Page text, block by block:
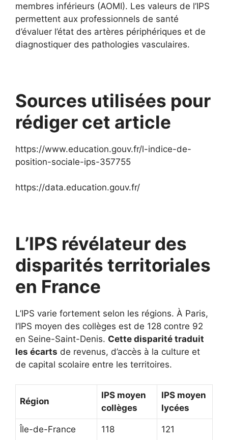
membres inférieurs (AOMI). Les valeurs de l’IPS
permettent aux professionnels de santé
d’évaluer l’état des artères périphériques et de
diagnostiquer des pathologies vasculaires.
Sources utilisées pour
rédiger cet article
https://www.education.gouv.fr/l-indice-de-
position-sociale-ips-357755
https://data.education.gouv.fr/
L’IPS révélateur des
disparités territoriales
en France
L’IPS varie fortement selon les régions. À Paris,
l’IPS moyen des collèges est de 128 contre 92
en Seine-Saint-Denis. Cette disparité traduit
les écarts de revenus, d’accès à la culture et
de capital scolaire entre les territoires.
Région
IPS moyen
collèges
IPS moyen
lycées
Île-de-France 118 121